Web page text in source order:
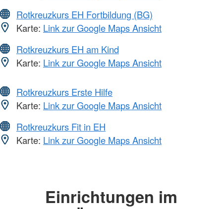
Rotkreuzkurs EH Fortbildung (BG)
Karte: Link zur Google Maps Ansicht
Rotkreuzkurs EH am Kind
Karte: Link zur Google Maps Ansicht
Rotkreuzkurs Erste Hilfe
Karte: Link zur Google Maps Ansicht
Rotkreuzkurs Fit in EH
Karte: Link zur Google Maps Ansicht
Einrichtungen im